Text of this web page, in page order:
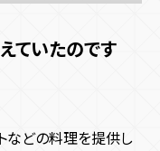
ていたのです
などの料理を提供し